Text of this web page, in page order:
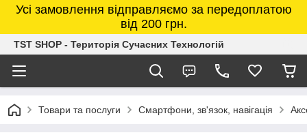
Усі замовлення відправляємо за передоплатою
від 200 грн.
TST SHOP - Територія Сучасних Технологій
Товари та послуги Смартфони, зв'язок, навігація